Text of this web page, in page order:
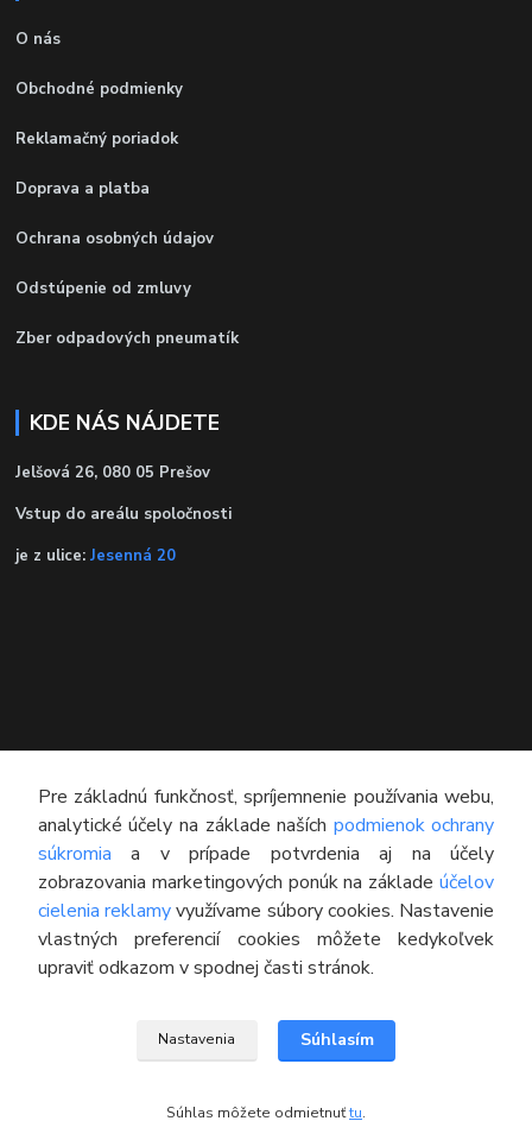
O nás
Obchodné podmienky
Reklamačný poriadok
Doprava a platba
Ochrana osobných údajov
Odstúpenie od zmluvy
Zber odpadových pneumatík
KDE NÁS NÁJDETE
Jelšová 26, 080 05 Prešov
Vstup do areálu spoločnosti
je z ulice: Jesenná 20
KONTAKT
Technický poradca
0948 609 608
(Po-Pia, 8:00-16:30)
Pre základnú funkčnosť, spríjemnenie používania webu,
analytické účely na základe naších podmienok ochrany
súkromia a v prípade potvrdenia aj na účely
zobrazovania marketingových ponúk na základeúčelov
cielenia reklamyvyužívame súbory cookies. Nastavenie
vlastných preferencií cookies môžete kedykoľvek
upraviť odkazom v spodnej časti stránok.
Nastavenia Súhlasím
Súhlas môžete odmietnuťtu.